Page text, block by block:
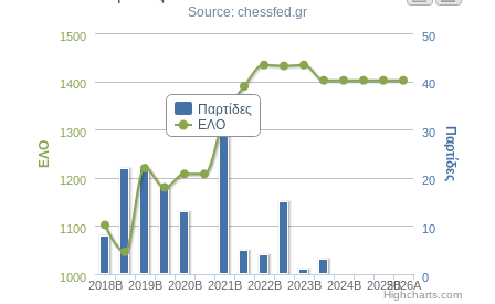
Source: chessfed.gr
Παρτίδες
ΕΛΟ
2018B 2019B 2020B 2021B 2022B 2023B 2024B 2025B2026A
1000
1100
1200
1300
1400
1500
ΕΛΟ
0
10
20
30
40
50
Παρτίδες
Highcharts.com